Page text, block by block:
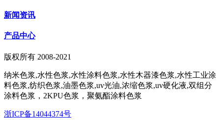
新闻资讯
产品中心
版权所有 2008-2021
纳米色浆,水性色浆,水性涂料色浆,水性木器漆色浆,水性工业涂
料色浆,纺织色浆,油墨色浆,uv光油,浓缩色浆,uv硬化液,双组分
涂料色浆，2KPU色浆，聚氨酯涂料色浆
浙ICP备14044374号